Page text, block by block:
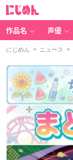
作品名 声優
にじめん > ニュース >